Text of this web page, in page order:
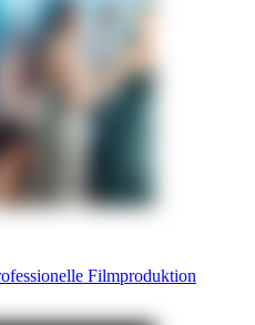
Filmproduktion